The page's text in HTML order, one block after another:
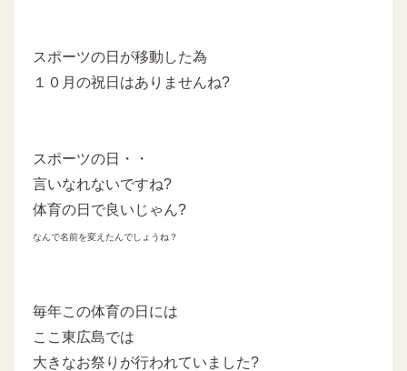
スポーツの日が移動した為
１０月の祝日はありませんね?
スポーツの日・・
言いなれないですね?
体育の日で良いじゃん?
なんで名前を変えたんでしょうね？
毎年この体育の日には
ここ東広島では
大きなお祭りが行われていました?